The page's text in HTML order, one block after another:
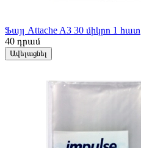
Ֆայլ Attache A3 30 միկրո 1 հատ
40 դրամ
Ավելացնել